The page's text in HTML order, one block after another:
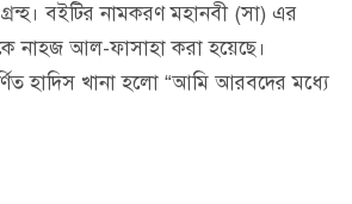
বইটির নামকরণ মহানবী (সা) এর
নাহজ আল-ফাসাহা করা হয়েছে।
হাদিস খানা হলো “আমি আরবদের মধ্যে